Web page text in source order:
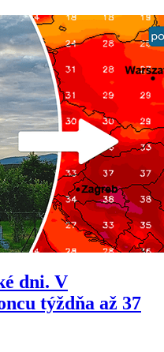
dni. V
týždňa až 37